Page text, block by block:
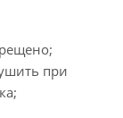
при